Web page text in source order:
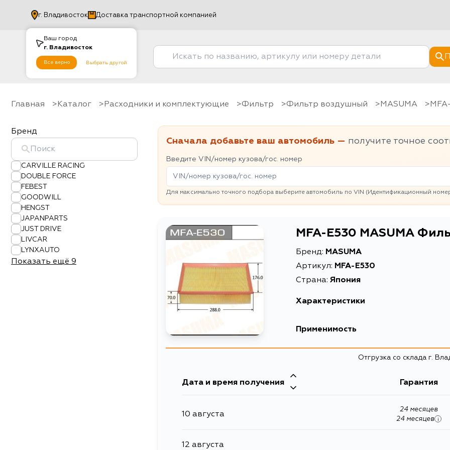
Ваш город
г. Владивосток
Все верно Выбрать другой
г. Владивосток Доставка транспортной компанией
Главная Каталог Расходники и комплектующие фильтр Фильтр воздушный MASUMA
Бренд
CARVILLE RACING
DOUBLE FORCE
FEBEST
GOODWILL
HENGST
JAPANPARTS
JUST DRIVE
LIVCAR
LYNXAUTO
Показать ещё 9
Сначала добавьте ваш автомобиль — получите точное
Введите VIN/номер кузова/гос. номер
Для максимально точного подбора выберите автомобиль по VIN (Идентификационный
MFA-E530 MASUMA
Бренд: MASUMA
Артикул: MFA-E530
Страна: Япония
Характеристики
EAN-13
305
0.453
Фильтр
Применимость
Отгрузка со склада г.
Дата и время получения Гарантия
10 августа
24 месяцев
24 месяцев
i
12 августа